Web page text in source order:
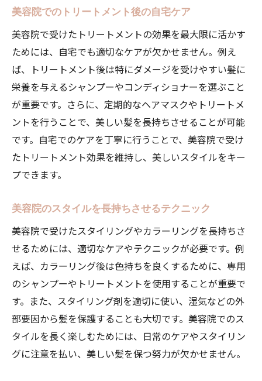
美容院でのトリートメント後の自宅ケア
美容院で受けたトリートメントの効果を最大限に活かす
ためには、自宅でも適切なケアが欠かせません。例え
ば、トリートメント後は特にダメージを受けやすい髪に
栄養を与えるシャンプーやコンディショナーを選ぶこと
が重要です。さらに、定期的なヘアマスクやトリートメ
ントを行うことで、美しい髪を長持ちさせることが可能
です。自宅でのケアを丁寧に行うことで、美容院で受け
たトリートメント効果を維持し、美しいスタイルをキー
プできます。
美容院のスタイルを長持ちさせるテクニック
美容院で受けたスタイリングやカラーリングを長持ちさ
せるためには、適切なケアやテクニックが必要です。例
えば、カラーリング後は色持ちを良くするために、専用
のシャンプーやトリートメントを使用することが重要で
す。また、スタイリング剤を適切に使い、湿気などの外
部要因から髪を保護することも大切です。美容院でのス
タイルを長く楽しむためには、日常のケアやスタイリン
グに注意を払い、美しい髪を保つ努力が欠かせません。